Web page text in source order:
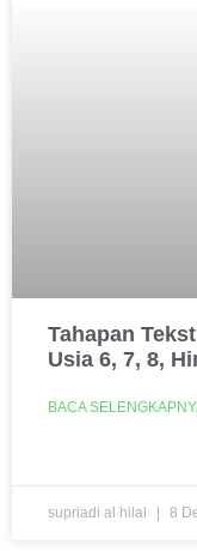
Tahapan
Usia 6, 7, 8,
BACA
supriadi al hilal 8